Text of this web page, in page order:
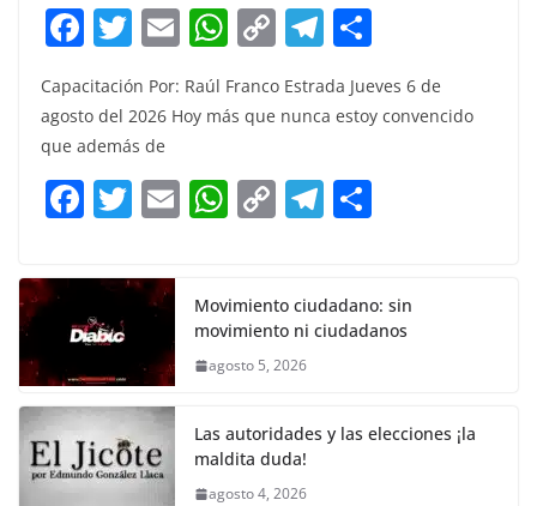
F
a
c
e
b
o
k
T
itt
er
E
m
ai
W
at
A
p
C
p
Li
n
T
el
e
a
m
ar
e
Capacitación Por: Raúl Franco Estrada Jueves 6 de
agosto del 2026 Hoy más que nunca estoy convencido
que además de
F
c
e
b
o
o
k
T
itt
er
E W
s
A
p
C
y
Li
k
T
gr
a
e
Movimiento ciudadano: sin
movimiento ni ciudadanos
agosto 5, 2026
Las autoridades y las elecciones ¡la
maldita duda!
agosto 4, 2026